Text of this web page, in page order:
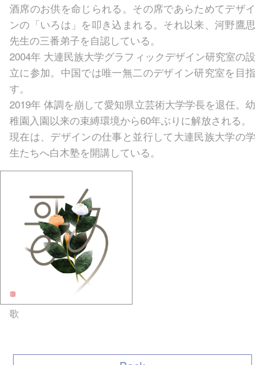
酒席のお供を命じられる。その席であらためてデザイ
ンの「いろは」を叩き込まれる。それ以来、河野鷹思
先生の三番弟子を自認している。
2004年 大連民族大学グラフィックデザイン研究室の設
立に参加。中国では唯一無二のデザイン研究室を目指
す。
2019年 体調を崩して愛知県立芸術大学学長を退任。幼
稚園入園以来の束縛環境から60年ぶりに解放される。
現在は、デザインの仕事と並行して大連民族大学の学
生たちへ白木塾を開講している。
歌